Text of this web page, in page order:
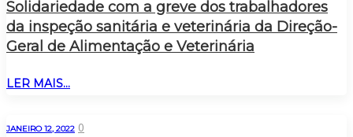
Solidariedade com a greve dos trabalhadores
da inspeção sanitária e veterinária da Direção-
Geral de Alimentação e Veterinária
LER MAIS...
JANEIRO 12, 2022 0